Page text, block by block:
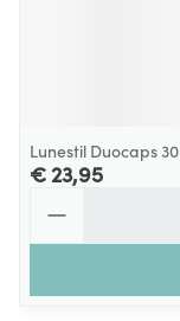
Lunestil Duocaps 30
€ 23,95